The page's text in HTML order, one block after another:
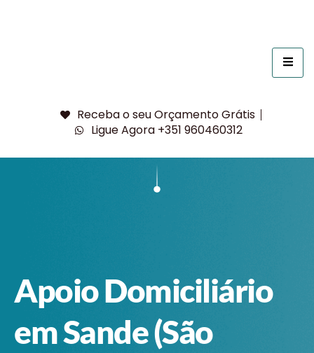
Receba o seu Orçamento Grátis
Ligue Agora +351 960460312
Apoio Domiciliário
em Sande (São